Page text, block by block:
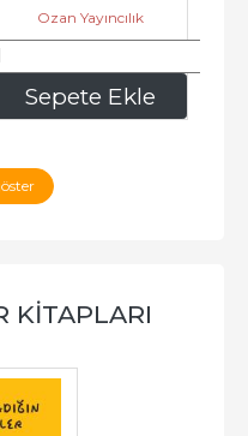
Sepete Ekle
Ozan Yayıncılık
168,00
KITAPLARI